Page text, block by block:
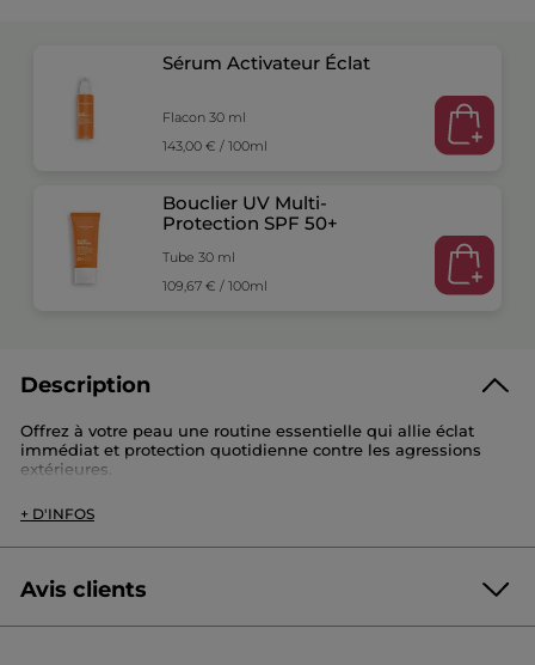
Sérum Activateur Éclat
Flacon 30 ml
143,00 € / 100ml
Bouclier UV Multi-
Protection SPF 50+​
Tube 30 ml
109,67 € / 100ml
Description
Offrez à votre peau une routine essentielle qui allie éclat
immédiat et protection quotidienne contre les agressions
extérieures.
- Sérum Activateur Éclat (30ml) :
Véritable booster de lumière, il apporte immédiatement +78%
d’éclat* au visage. La peau est instantanément repulpée et
lumineuse. En 4 semaines, le grain de peau est affiné, les
+ D'INFOS
Avis clients